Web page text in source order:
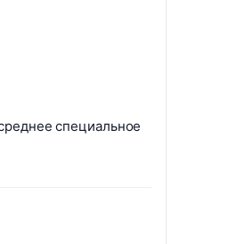
специальное